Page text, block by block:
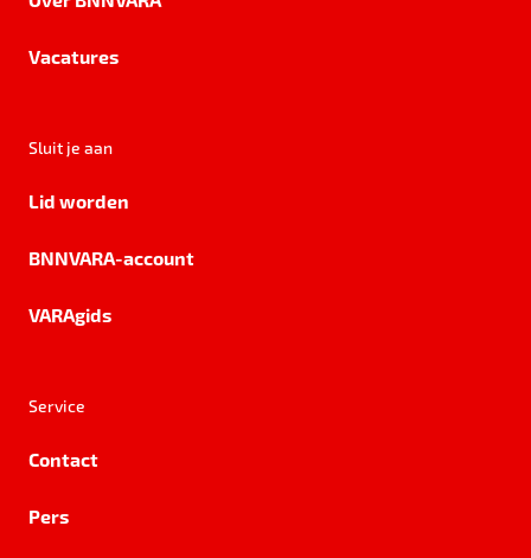
Vacatures
Sluit je aan
Lid worden
BNNVARA-account
VARAgids
Service
Contact
Pers